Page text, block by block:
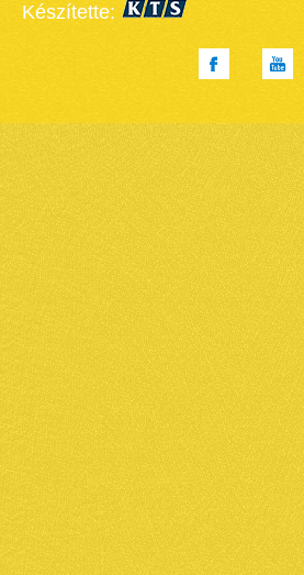
Készítette: